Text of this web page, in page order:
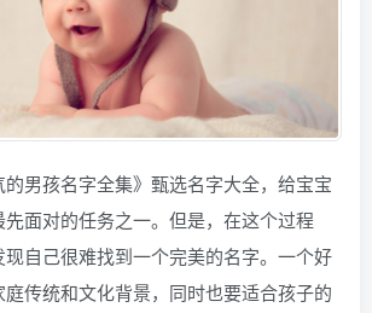
男孩名字全集》甄选名字大全，给宝宝
面对的任务之一。但是，在这个过程
自己很难找到一个完美的名字。一个好
传统和文化背景，同时也要适合孩子的